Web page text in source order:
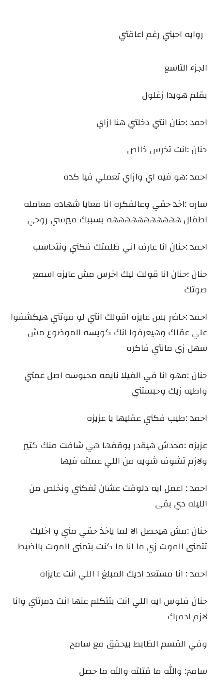
روايه احبني رغم اعاقتي
الجزء التاسع
بقلم هويدا زغلول
احمد :حنان انتي دخلتي هنا ازاي
حنان :انت تخرس خالص
احمد :هو فيه اي وازاي تعملي فيا كده
ساره :اخد حقي وعالفكره انا معايا شهاده معامله
اطفال هههههههههههه بسببك ميرسي روحي
احمد :حنان انا عارف اني ظلمتك فكني ونتحاسب
حنان ؛حنان انا قولت ليك اخرس مش عايزه اسمع
صوتك
احمد :حاضر بس عايزه اقولك انتي لو موتني هيكشفوا
علي عقلك وهيعرفوا انك كويسه الموضوع مش
سهل زي مانتي فاكره
حنان :مهو انا في الفيلا نايمه محبوسه اصل عمتي
واطيه زيك وحبستني
احمد :طيب فكني عقليها يا عزيزه
عزيزه :محدش هيقدر يوقفها هي شافت منك كتير
ولازم تشوف شويه من اللي عملته فيها
احمد : اعمل ايه دلوقت عشان تفكني ونخلص من
الليله دي بقى
حنان :مش هيحصل الا لما ياخذ حقي مني و اخليك
تتمنى الموت زي ما انا ما كنت بتمنى الموت بالضبط
احمد : انا مستعد اديك المبلغ ا اللي انت عايزاه
حنان فلوس ايه اللي انت بتتكلم عنها انت دمرتني وانا
لازم ادمرك
وفي القسم الظابط بيحقق مع سامح
سامح: والله ما قتلته والله ما حصل